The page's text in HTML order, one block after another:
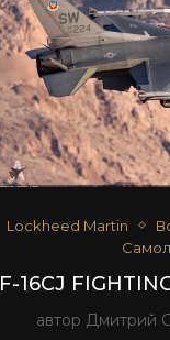
Lockheed Martin
F-16CJ
автор Дмитрий